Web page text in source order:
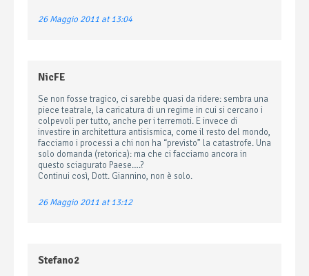
26 Maggio 2011 at 13:04
NicFE
Se non fosse tragico, ci sarebbe quasi da ridere: sembra una
piece teatrale, la caricatura di un regime in cui si cercano i
colpevoli per tutto, anche per i terremoti. E invece di
investire in architettura antisismica, come il resto del mondo,
facciamo i processi a chi non ha “previsto” la catastrofe. Una
solo domanda (retorica): ma che ci facciamo ancora in
questo sciagurato Paese….?
Continui così, Dott. Giannino, non è solo.
26 Maggio 2011 at 13:12
Stefano2